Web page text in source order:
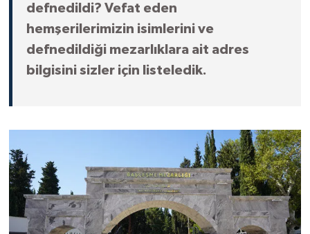
defnedildi? Vefat eden
hemşerilerimizin isimlerini ve
defnedildiği mezarlıklara ait adres
bilgisini sizler için listeledik.